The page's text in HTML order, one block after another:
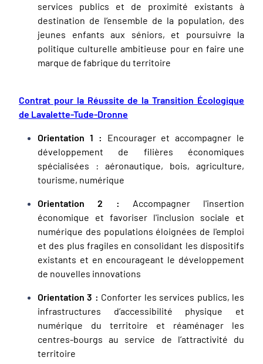
services publics et de proximité existants à
destination de l’ensemble de la population, des
jeunes enfants aux séniors, et poursuivre la
politique culturelle ambitieuse pour en faire une
marque de fabrique du territoire
Contrat pour la Réussite de la Transition Écologique
de Lavalette-Tude-Dronne
Orientation 1 : Encourager et accompagner le
développement de filières économiques
spécialisées : aéronautique, bois, agriculture,
tourisme, numérique
Orientation 2 : Accompagner l'insertion
économique et favoriser l'inclusion sociale et
numérique des populations éloignées de l'emploi
et des plus fragiles en consolidant les dispositifs
existants et en encourageant le développement
de nouvelles innovations
Orientation 3 : Conforter les services publics, les
infrastructures d’accessibilité physique et
numérique du territoire et réaménager les
centres-bourgs au service de l’attractivité du
territoire